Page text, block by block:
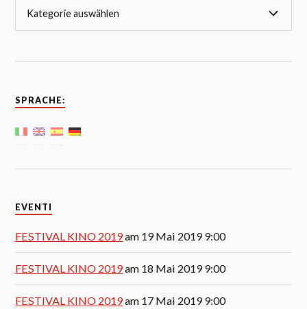
SPRACHE:
EVENTI
FESTIVAL KINO 2019am 19 Mai 2019 9:00
FESTIVAL KINO 2019am 18 Mai 2019 9:00
FESTIVAL KINO 2019am 17 Mai 2019 9:00